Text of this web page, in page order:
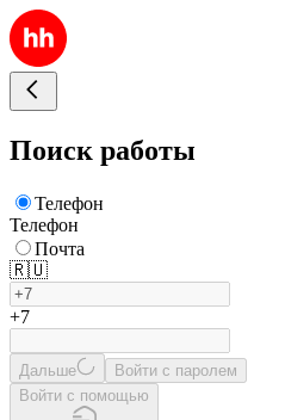
Поиск работы
Телефон
Телефон
Почта
🇷🇺
+7
Дальше
Войти с паролем
Войти с помощью